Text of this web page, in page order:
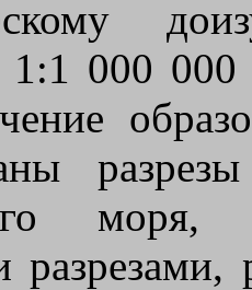
1:1 000
моря,